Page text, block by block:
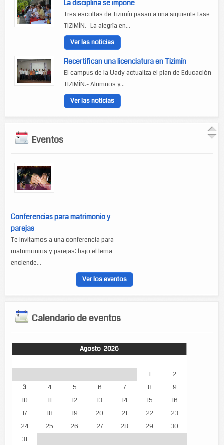
La disciplina se impone
Tres escoltas de Tizimín pasan a una siguiente fase
TIZIMÍN.- La alegría en...
Ver las noticias
Recertifican una licenciatura en Tizimín
El campus de la Uady actualiza el plan de Educación
TIZIMÍN.- Alumnos y...
Ver las noticias
Eventos
Conferencias para matrimonio y
parejas
Te invitamos a una conferencia para
matrimonios y parejas: bajo el lema
enciende...
Ver los eventos
Calendario de eventos
Agosto 2026
1
2
3
4 5 6 7 8
9
10
11 12 13 14 15
16
17
18 19 20 21 22
23
24
25 26 27 28 29
30
31